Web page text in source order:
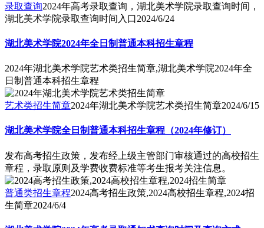
录取查询2024年高考录取查询，湖北美术学院录取查询时间，
湖北美术学院录取查询时间入口2024/6/24
湖北美术学院2024年全日制普通本科招生章程
2024年湖北美术学院艺术类招生简章,湖北美术学院2024年全
日制普通本科招生章程
艺术类招生简章2024年湖北美术学院艺术类招生简章2024/6/15
湖北美术学院全日制普通本科招生章程（2024年修订）
发布高考招生政策，发布经上级主管部门审核通过的高校招生
章程，录取原则及学费收费标准等考生报考关注信息。
普通类招生章程2024高考招生政策,2024高校招生章程,2024招
生简章2024/6/4